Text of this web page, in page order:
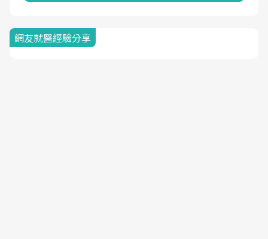
網友就醫經驗分享